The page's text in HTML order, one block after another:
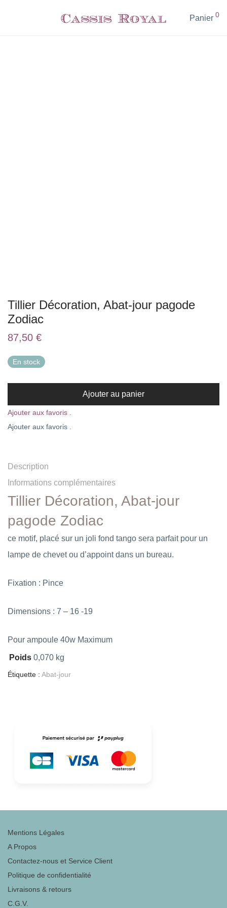
Panier 0
Tillier Décoration, Abat-jour pagode
Zodiac
87,50 €
En stock
Ajouter au panier
Ajouter aux favoris .
Ajouter aux favoris .
Description
Informations complémentaires
Tillier Décoration, Abat-jour
pagode Zodiac
ce motif, placé sur un joli fond tango sera parfait pour un
lampe de chevet ou d’appoint dans un bureau.
Fixation : Pince
Dimensions : 7 – 16 -19
Pour ampoule 40w Maximum
Poids 0,070 kg
Étiquette : Abat-jour
Mentions Légales
A Propos
Contactez-nous et Service Client
Politique de confidentialité
Livraisons & retours
C.G.V.